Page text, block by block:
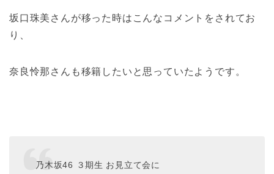
坂口珠美さんが移った時はこんなコメントをされてお
り、
奈良怜那さんも移籍したいと思っていたようです。
乃木坂46 ３期生 お見立て会に